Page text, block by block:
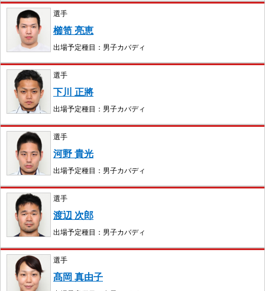
選手
櫛笥 亮恵
出場予定種目：男子カバディ
選手
下川 正將
出場予定種目：男子カバディ
選手
河野 貴光
出場予定種目：男子カバディ
選手
渡辺 次郎
出場予定種目：男子カバディ
選手
髙岡 真由子